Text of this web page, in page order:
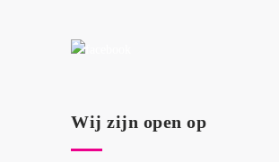
Wij zijn open op